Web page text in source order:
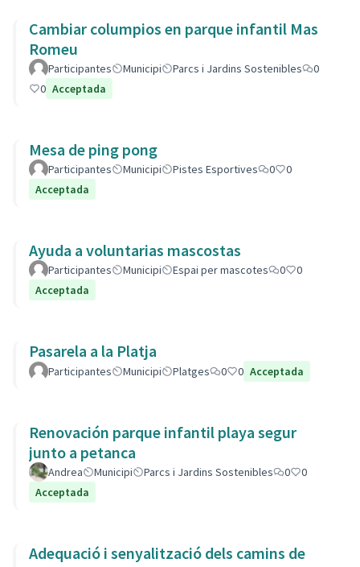
Cambiar columpios en parque infantil Mas
Romeu
Participantes Municipi Parcs i Jardins Sostenibles
0
0 Acceptada
Mesa de ping pong
Participantes Municipi Pistes Esportives 0
0
Acceptada
Ayuda a voluntarias mascostas
Participantes Municipi Espai per mascotes 0
0
Acceptada
Pasarela a la Platja
Participantes Municipi Platges 0 0 Acceptada
Renovación parque infantil playa segur
junto a petanca
Andrea Municipi Parcs i Jardins Sostenibles 0
0
Acceptada
Adequació i senyalització dels camins de